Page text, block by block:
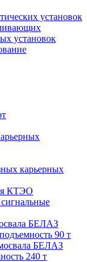
установок
установок
карьерных
КТЭО
БЕЛАЗ
90 т
БЕЛАЗ
240 т